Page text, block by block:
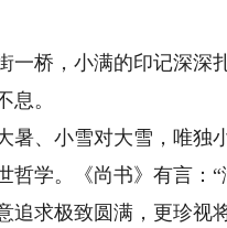
桥，小满的印记深深
息。
、小雪对大雪，唯独
学。《尚书》有言：
追求极致圆满，更珍视